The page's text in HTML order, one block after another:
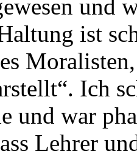
und
ist
Ich
und war
Lehrer